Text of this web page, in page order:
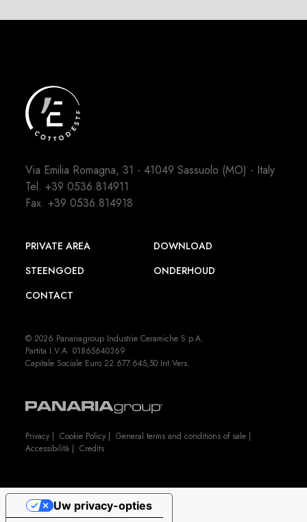
Via Emilia Romagna, 31 - 41049 Sassuolo (MO) - Italy
Tel.+39 0536.814911
Fax. +39 0536.814918
PRIVATE AREA
DOWNLOAD
STEENGOED
ONDERHOUD
CONTACT
© 2026 Panariagroup Industrie Ceramiche S.p.A.
Partita I.V.A. 01865640369
Capitale Sociale Euro 22.677.645,50 Int.Vers.
Privacy |Cookie Policy |General terms and conditions of sale |
Accessibilità |Credits
Uw privacy-opties